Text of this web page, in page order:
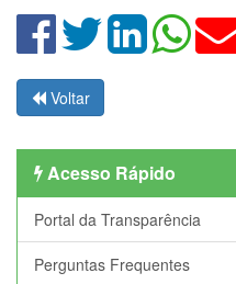
Voltar
Acesso Rápido
Portal da Transparência
Perguntas Frequentes